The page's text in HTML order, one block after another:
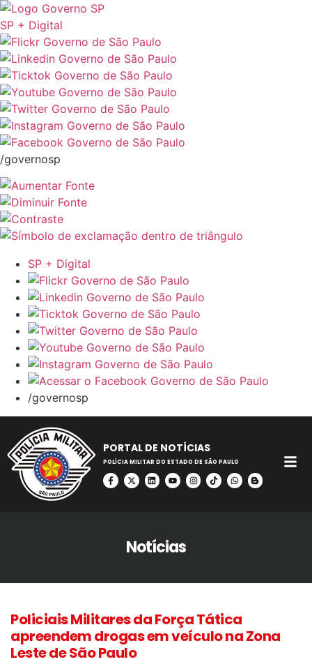
SP + Digital
/governosp
SP + Digital
/governosp
PORTAL DE NOTÍCIAS
POLÍCIA MILITAR DO ESTADO DE SÃO PAULO
Notícias
Policiais Militares da Força Tática
apreendem drogas em veículo na Zona
Leste de São Paulo